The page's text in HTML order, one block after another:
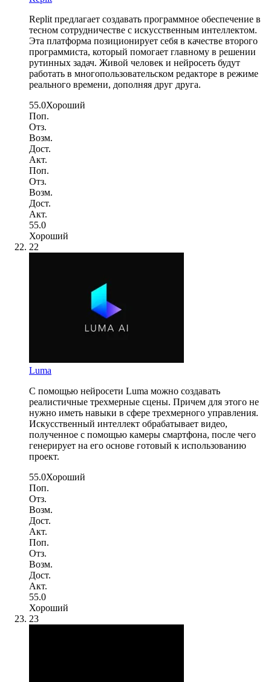
Replit предлагает создавать программное обеспечение в
тесном сотрудничестве с искусственным интеллектом.
Эта платформа позиционирует себя в качестве второго
программиста, который помогает главному в решении
рутинных задач. Живой человек и нейросеть будут
работать в многопользовательском редакторе в режиме
реального времени, дополняя друг друга.
55.0Хороший
Поп.
Отз.
Возм.
Дост.
Акт.
Поп.
Отз.
Возм.
Дост.
Акт.
55.0
Хороший
22
Luma
С помощью нейросети Luma можно создавать
реалистичные трехмерные сцены. Причем для этого не
нужно иметь навыки в сфере трехмерного управления.
Искусственный интеллект обрабатывает видео,
полученное с помощью камеры смартфона, после чего
генерирует на его основе готовый к использованию
проект.
55.0Хороший
Поп.
Отз.
Возм.
Дост.
Акт.
Поп.
Отз.
Возм.
Дост.
Акт.
55.0
Хороший
23